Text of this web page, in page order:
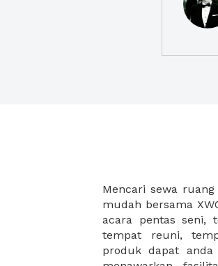
Mencari sewa
mudah bersama
acara pentas seni,
tempat reuni,
produk dapat anda
dengan lokasi yang
sukses. Selain
tambahan untuk
menghemat